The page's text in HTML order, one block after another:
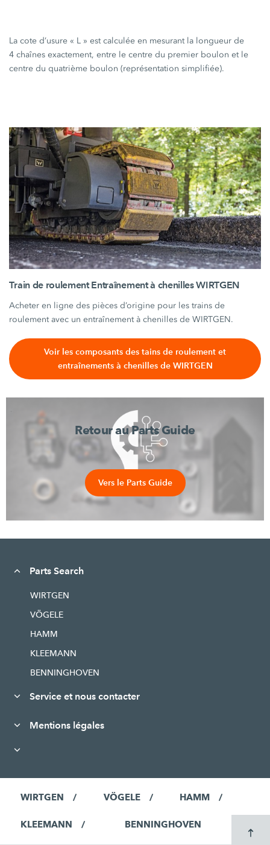
La cote d’usure « L » est calculée en mesurant la longueur de
4 chaînes exactement, entre le centre du premier boulon et le
centre du quatrième boulon (représentation simplifiée).
Train de roulement Entraînement à chenilles WIRTGEN
Acheter en ligne des pièces d’origine pour les trains de
roulement avec un entraînement à chenilles de WIRTGEN.
Voir les composants des tains de roulement et
entraînements à chenilles de WIRTGEN
Retour au Parts Guide
Vers le Parts Guide
Parts Search
WIRTGEN
VÖGELE
HAMM
KLEEMANN
BENNINGHOVEN
Service et nous contacter
Mentions légales
WIRTGEN VÖGELE HAMM
KLEEMANN BENNINGHOVEN